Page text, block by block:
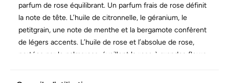
parfum de rose équilibrant. Un parfum frais de rose définit
la note de tête. L’huile de citronnelle, le géranium, le
petitgrain, une note de menthe et la bergamote confèrent
de légers accents. L’huile de rose et l’absolue de rose,
portées par le palmarosa, éveillent la rose à grandes fleurs